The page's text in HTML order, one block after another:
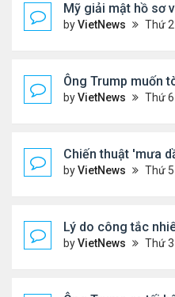
Mỹ giải mật hồ sơ
byVietNews Thứ 2 Tháng 7 21, 2025 5:36 pm
Ông Trump muốn
byVietNews Thứ 6 Tháng 7 18, 2025 3:50 pm
Chiến thuật 'mưa
byVietNews Thứ 5 Tháng 7 17, 2025 9:34 am
Lý do công tắc
byVietNews Thứ 3 Tháng 7 15, 2025 5:56 pm